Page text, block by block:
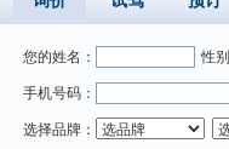
您的姓名： 性别
手机号码：
选择品牌：